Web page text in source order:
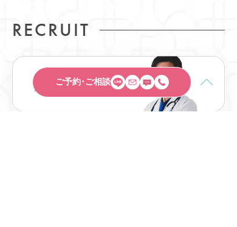
RECRUIT
ご予約･ご相談